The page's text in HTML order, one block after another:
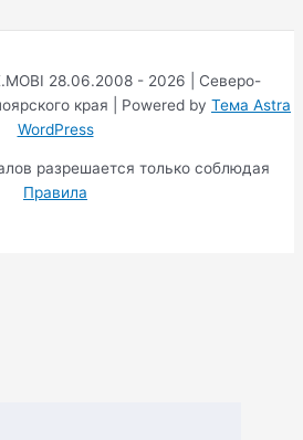
28.06.2008 - 2026 | Северо-
края | Powered by Тема Astra
WordPress
разрешается только соблюдая
Правила